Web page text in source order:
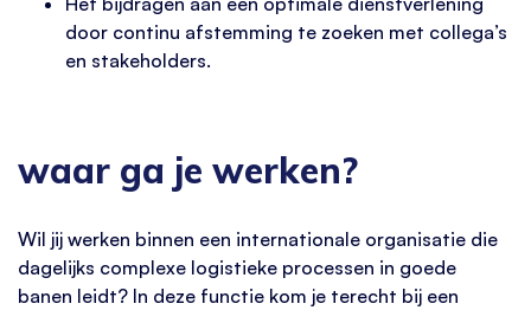
door continu afstemming te zoeken met collega’s
en stakeholders.
waar ga je werken?
Wil jij werken binnen een internationale organisatie die
dagelijks complexe logistieke processen in goede
banen leidt? In deze functie kom je terecht bij een